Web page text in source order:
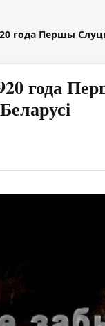
года Першы
года